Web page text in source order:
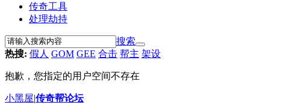
传奇工具
处理劫持
搜索
热搜: 假人 GOM GEE 合击 帮主 架设
抱歉，您指定的用户空间不存在
小黑屋|传奇帮论坛